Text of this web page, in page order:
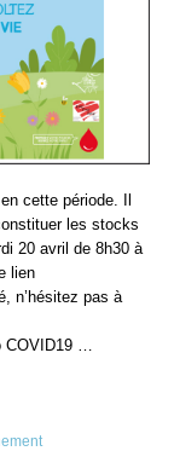
cette période. Il
les stocks
20 avril de 8h30 à
lien
n’hésitez pas à
COVID19 …